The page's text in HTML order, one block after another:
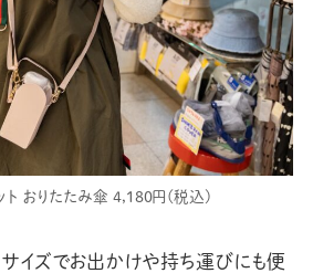
ト おりたたみ傘 4,180円(税込)
サイズでお出かけや持ち運びにも便